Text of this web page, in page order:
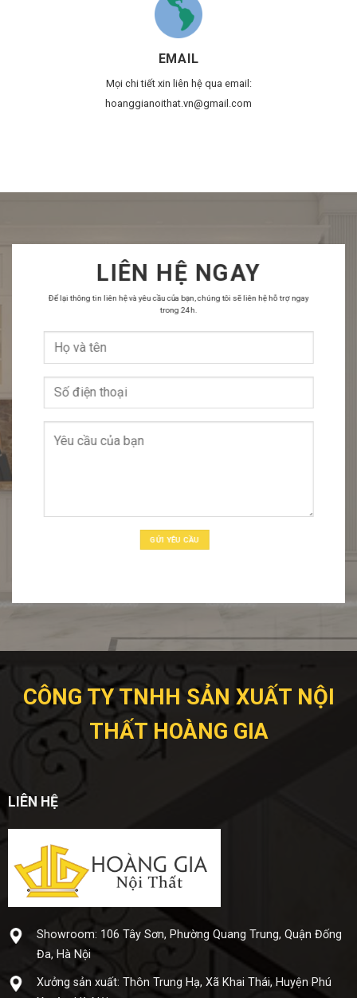
EMAIL
Mọi chi tiết xin liên hệ qua email:
hoanggianoithat.vn@gmail.com
LIÊN HỆ NGAY
Để lại thông tin liên hệ và yêu cầu của bạn, chúng tôi sẽ liên hệ hỗ trợ ngay
trong 24h.
CÔNG TY TNHH SẢN XUẤT NỘI
THẤT HOÀNG GIA
LIÊN HỆ
Showroom: 106 Tây Sơn, Phường Quang Trung, Quận Đống
Đa, Hà Nội
Xưở​ng sả​n xuấ​t: Thôn Trung Hạ, Xã Khai Thái, Huyện Phú